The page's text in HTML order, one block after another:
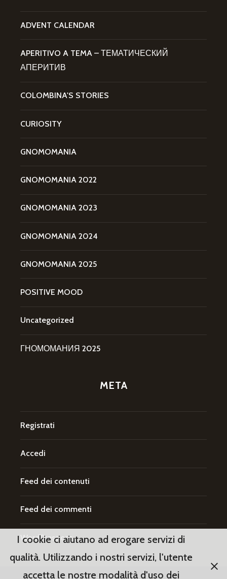
ADVENT CALENDAR
APERITIVO A TEMA – ТЕМАТИЧЕСКИЙ
АПЕРИТИВ
COLOMBINA'S STORIES
CURIOSITY
GNOMOMANIA
GNOMOMANIA 2022
GNOMOMANIA 2023
GNOMOMANIA 2024
GNOMOMANIA 2025
POSITIVE MOOD
Uncategorized
ГНОМОМАНИЯ 2025
META
Registrati
Accedi
Feed dei contenuti
Feed dei commenti
WordPress.org
I cookie ci aiutano ad erogare servizi di
qualità. Utilizzando i nostri servizi, l'utente
accetta le nostre modalità d'uso dei